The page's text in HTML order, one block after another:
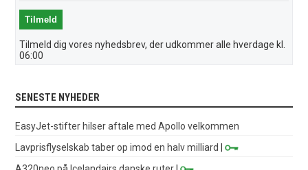
Tilmeld dig vores nyhedsbrev, der udkommer alle hverdage kl.
06:00
SENESTE NYHEDER
EasyJet-stifter hilser aftale med Apollo velkommen
Lavprisflyselskab taber op imod en halv milliard
|